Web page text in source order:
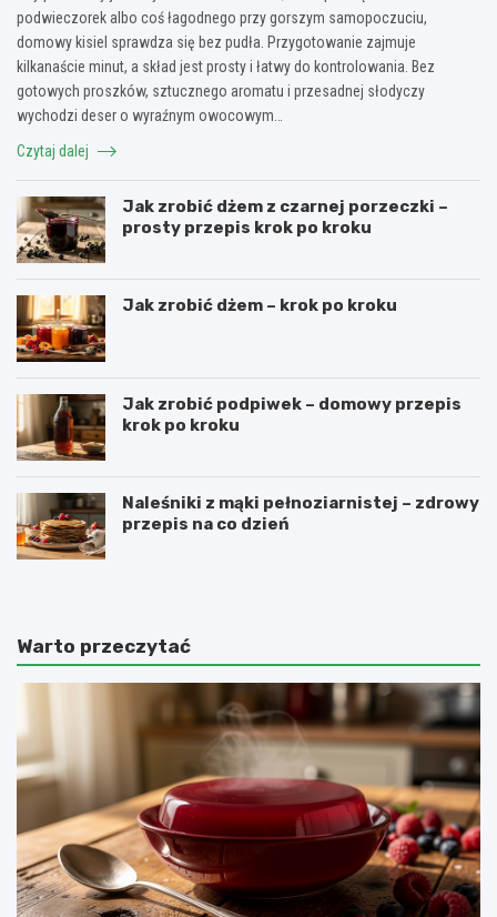
podwieczorek albo coś łagodnego przy gorszym samopoczuciu,
domowy kisiel sprawdza się bez pudła. Przygotowanie zajmuje
kilkanaście minut, a skład jest prosty i łatwy do kontrolowania. Bez
gotowych proszków, sztucznego aromatu i przesadnej słodyczy
wychodzi deser o wyraźnym owocowym…
Czytaj dalej
Jak zrobić dżem z czarnej porzeczki –
prosty przepis krok po kroku
Jak zrobić dżem – krok po kroku
Jak zrobić podpiwek – domowy przepis
krok po kroku
Naleśniki z mąki pełnoziarnistej – zdrowy
przepis na co dzień
Warto przeczytać